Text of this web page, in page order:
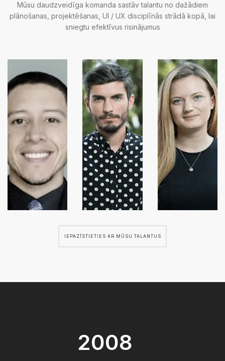
Mūsu daudzveidīga komanda sastāv talantu no dažādiem
plānošanas, projektēšanas, UI / UX disciplīnās strādā kopā, lai
sniegtu efektīvus risinājumus
IEPAZĪSTIETIES AR MŪSU TALANTUS
2008